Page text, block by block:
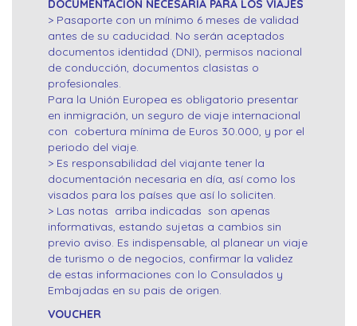
DOCUMENTACION NECESÁRIA PARA LOS VIAJES
> Pasaporte con un mínimo 6 meses de validad
antes de su caducidad. No serán aceptados
documentos identidad (DNI), permisos nacional
de conducción, documentos clasistas o
profesionales.
Para la Unión Europea es obligatorio presentar
en inmigración, un seguro de viaje internacional
con cobertura mínima de Euros 30.000, y por el
periodo del viaje.
> Es responsabilidad del viajante tener la
documentación necesaria en día, así como los
visados para los países que así lo soliciten.
> Las notas arriba indicadas son apenas
informativas, estando sujetas a cambios sin
previo aviso. Es indispensable, al planear un viaje
de turismo o de negocios, confirmar la validez
de estas informaciones con lo Consulados y
Embajadas en su pais de origen.
VOUCHER